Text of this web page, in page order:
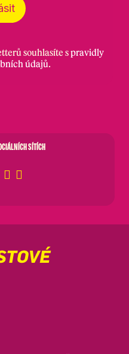
souhlasíte spravidly
údajů.
SÍTÍCH